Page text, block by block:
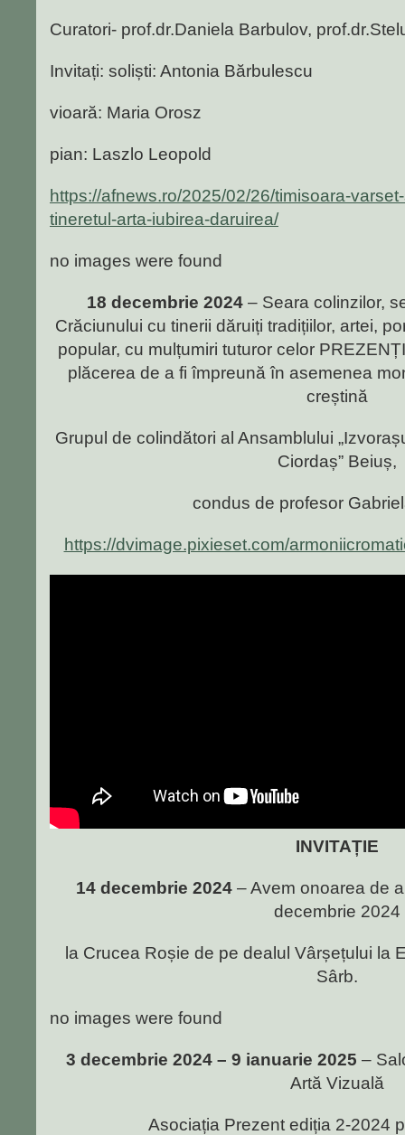
Curatori- prof.dr.Daniela Barbulov,
Invitați: soliști: Antonia Bărbulescu
vioară: Maria Orosz
pian: Laszlo Leopold
https://afnews.ro/2025/02/26/timisoara-
tineretul-arta-iubirea-daruirea/
no images were found
18 decembrie 2024 – Seara colinzilor,
Crăciunului cu tinerii dăruiți tradițiilor, artei,
popular, cu mulțumiri tuturor celor
plăcerea de a fi împreună în asemenea
creștină
Grupul de colindători al Ansamblului
Ciordaș” Beiuș,
condus de profesor
https://dvimage.pixieset.com/
INVITAȚIE
14 decembrie 2024 – Avem onoarea de
decembrie 2024
la Crucea Roșie de pe dealul Vârșețului la
Sârb.
no images were found
3 decembrie 2024 – 9 ianuarie 2025 –
Artă Vizuală
Asociația Prezent ediția 2-2024